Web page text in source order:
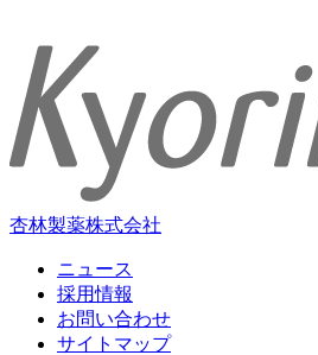
杏林製薬株式会社
ニュース
採用情報
お問い合わせ
サイトマップ